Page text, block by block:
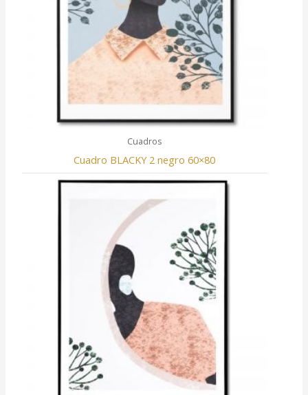
Cuadros
Cuadro BLACKY 2 negro 60×80